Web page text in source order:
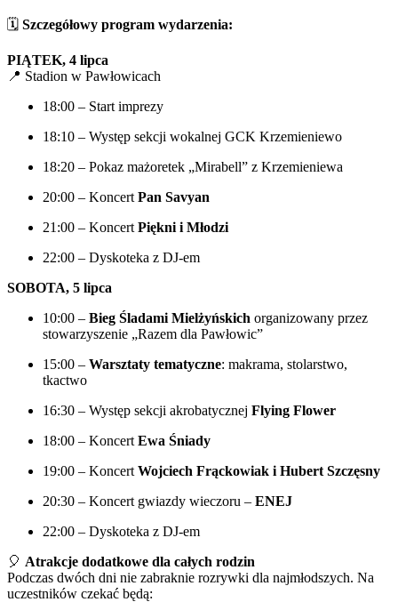
🗓️ Szczegółowy program wydarzenia:
PIĄTEK, 4 lipca
📍 Stadion w Pawłowicach
18:00 – Start imprezy
18:10 – Występ sekcji wokalnej GCK Krzemieniewo
18:20 – Pokaz mażoretek „Mirabell” z Krzemieniewa
20:00 – Koncert Pan Savyan
21:00 – Koncert Piękni i Młodzi
22:00 – Dyskoteka z DJ-em
SOBOTA, 5 lipca
10:00 – Bieg Śladami Mielżyńskich organizowany przez
stowarzyszenie „Razem dla Pawłowic”
15:00 – Warsztaty tematyczne: makrama, stolarstwo,
tkactwo
16:30 – Występ sekcji akrobatycznej Flying Flower
18:00 – Koncert Ewa Śniady
19:00 – Koncert Wojciech Frąckowiak i Hubert Szczęsny
20:30 – Koncert gwiazdy wieczoru – ENEJ
22:00 – Dyskoteka z DJ-em
🎈 Atrakcje dodatkowe dla całych rodzin
Podczas dwóch dni nie zabraknie rozrywki dla najmłodszych. Na
uczestników czekać będą: